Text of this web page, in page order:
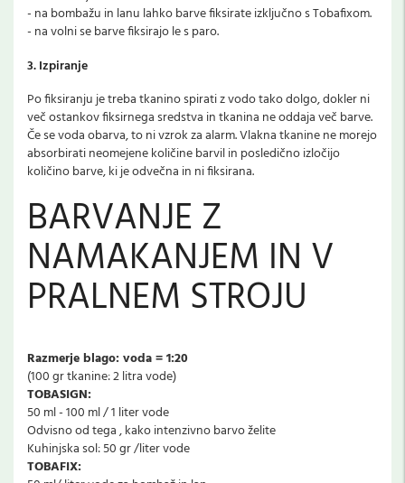
- na bombažu in lanu lahko barve fiksirate izključno s Tobafixom.
- na volni se barve fiksirajo le s paro.
3. Izpiranje
Po fiksiranju je treba tkanino spirati z vodo tako dolgo, dokler ni
več ostankov fiksirnega sredstva in tkanina ne oddaja več barve.
Če se voda obarva, to ni vzrok za alarm. Vlakna tkanine ne morejo
absorbirati neomejene količine barvil in posledično izločijo
količino barve, ki je odvečna in ni fiksirana.
BARVANJE Z
NAMAKANJEM IN V
PRALNEM STROJU
Razmerje blago: voda = 1:20
(100 gr tkanine: 2 litra vode)
TOBASIGN:
50 ml - 100 ml / 1 liter vode
Odvisno od tega , kako intenzivno barvo želite
Kuhinjska sol: 50 gr /liter vode
TOBAFIX: